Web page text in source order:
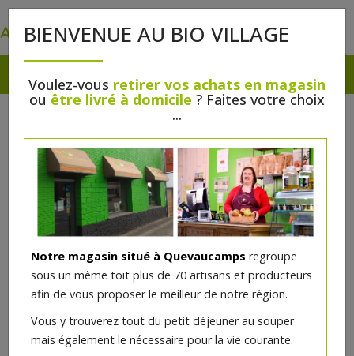
BIENVENUE AU BIO VILLAGE
Voulez-vous retirer vos achats en magasin
ou être livré à domicile ? Faites votre choix
...
Notre magasin situé à Quevaucamps regroupe
sous un même toit plus de 70 artisans et producteurs
afin de vous proposer le meilleur de notre région.
Vous y trouverez tout du petit déjeuner au souper
mais également le nécessaire pour la vie courante.